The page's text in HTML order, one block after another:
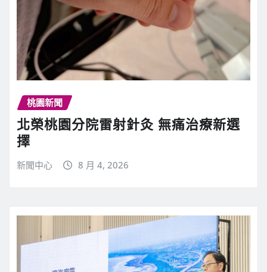
桃園新聞
北榮桃園分院雷射針灸 無痛治療新選
擇
新聞中心 8 月 4, 2026